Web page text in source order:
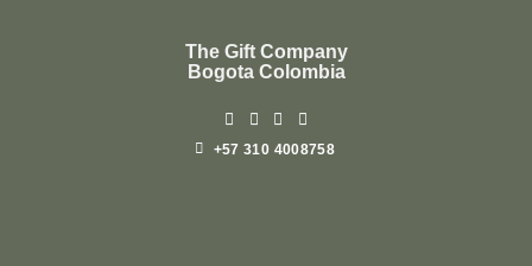
The Gift Company
Bogota Colombia
+57 310 4008758